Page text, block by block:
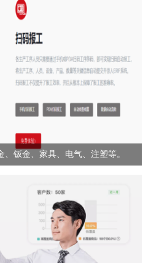
钣金、家具、电气、注塑等。